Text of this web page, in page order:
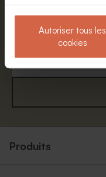
Autoriser tous les
cookies
Produits